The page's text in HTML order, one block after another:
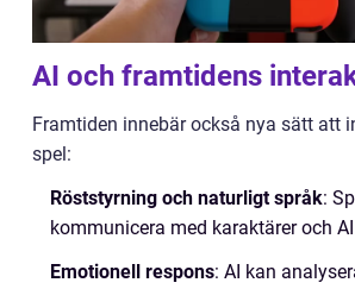
AI och framtidens
Framtiden innebär också nya sätt att
spel:
Röststyrning och naturligt språk:
kommunicera med karaktärer och
Emotionell respons: AI kan